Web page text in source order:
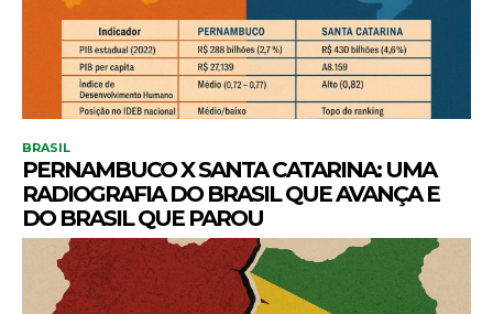
BRASIL
PERNAMBUCO X SANTA CATARINA: UMA
RADIOGRAFIA DO BRASIL QUE AVANÇA E
DO BRASIL QUE PAROU